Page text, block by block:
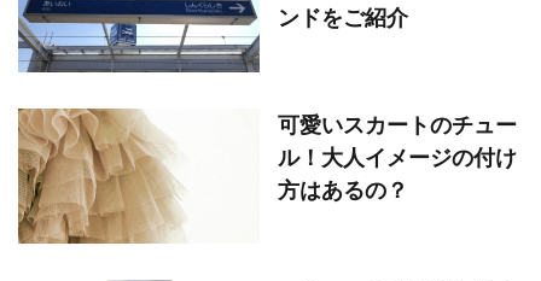
ンドをご紹介
可愛いスカートのチュー
ル！大人イメージの付け
方はあるの？